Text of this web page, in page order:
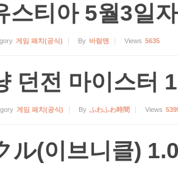
스티아 5월3일
게임 패치(공식) By 바람맨 Views 5635
던전 마이스터
게임 패치(공식) By ふわふわ時間 Views
ル(이브니클)